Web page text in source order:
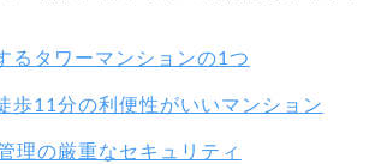
るタワーマンションの1つ
歩11分の利便性がいいマンション
理の厳重なセキュリティ